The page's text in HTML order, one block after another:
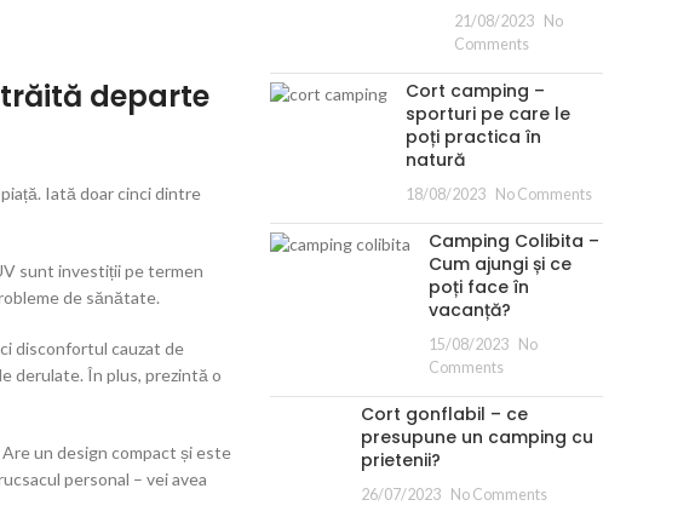
departe
Iată doar cinci dintre
sunt investiții pe termen
de sănătate.
disconfortul cauzat de
derulate. În plus, prezintă o
un design compact și este
personal – vei avea
21/08/2023
No
Comments
Cort camping –
sporturi pe care le
poți practica în
natură
18/08/2023 No Comments
Camping Colibita –
Cum ajungi și ce
poți face în
vacanță?
15/08/2023
No
Comments
Cort gonflabil – ce
presupune un camping cu
prietenii?
26/07/2023 No Comments